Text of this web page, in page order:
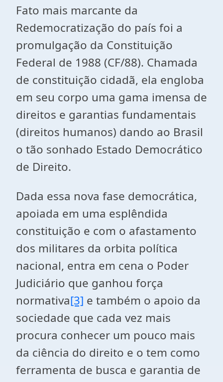
Fato mais marcante da
Redemocratização do país foi a
promulgação da Constituição
Federal de 1988 (CF/88). Chamada
de constituição cidadã, ela engloba
em seu corpo uma gama imensa de
direitos e garantias fundamentais
(direitos humanos) dando ao Brasil
o tão sonhado Estado Democrático
de Direito.
Dada essa nova fase democrática,
apoiada em uma esplêndida
constituição e com o afastamento
dos militares da orbita política
nacional, entra em cena o Poder
Judiciário que ganhou força
normativa[3] e também o apoio da
sociedade que cada vez mais
procura conhecer um pouco mais
da ciência do direito e o tem como
ferramenta de busca e garantia de